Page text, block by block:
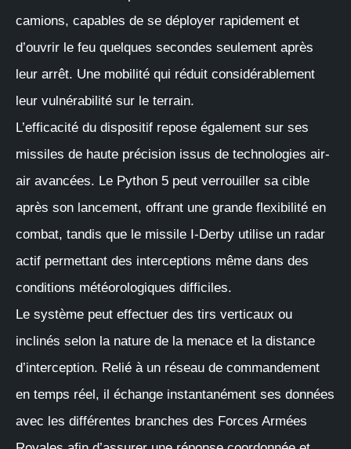
camions, capables de se déployer rapidement et
d’ouvrir le feu quelques secondes seulement après
leur arrêt. Une mobilité qui réduit considérablement
leur vulnérabilité sur le terrain.
L’efficacité du dispositif repose également sur ses
missiles de haute précision issus de technologies air-
air avancées. Le Python 5 peut verrouiller sa cible
après son lancement, offrant une grande flexibilité en
combat, tandis que le missile I-Derby utilise un radar
actif permettant des interceptions même dans des
conditions météorologiques difficiles.
Le système peut effectuer des tirs verticaux ou
inclinés selon la nature de la menace et la distance
d’interception. Relié à un réseau de commandement
en temps réel, il échange instantanément ses données
avec les différentes branches des Forces Armées